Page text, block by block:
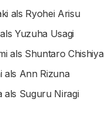
als Ryohei Arisu
Yuzuha Usagi
als Shuntaro Chishiya
als Ann Rizuna
als Suguru Niragi